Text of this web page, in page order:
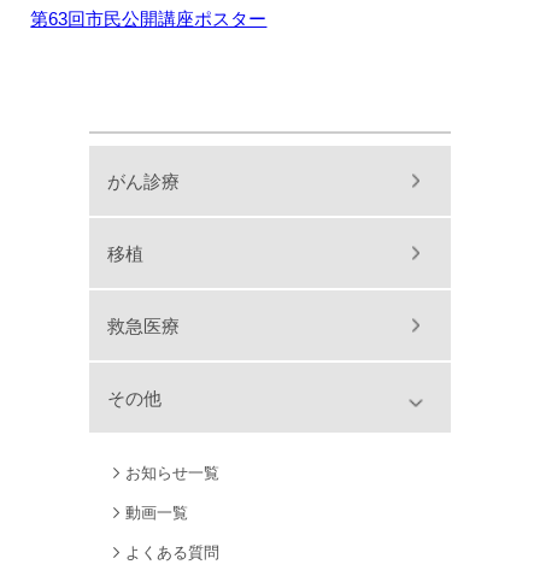
第63回市民公開講座ポスター
がん診療
移植
救急医療
その他
お知らせ一覧
動画一覧
よくある質問